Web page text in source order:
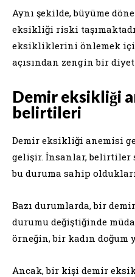
Aynı şekilde, büyüme
eksikliği riski
eksikliklerini önlemek
açısından zengin bir
Demir eksikliği
belirtileri
Demir eksikliği anemisi
gelişir. İnsanlar, belirtiler
bu duruma sahip
Bazı durumlarda, bir
durumu değiştiğinde
örneğin, bir kadın doğum
Ancak, bir kişi demir